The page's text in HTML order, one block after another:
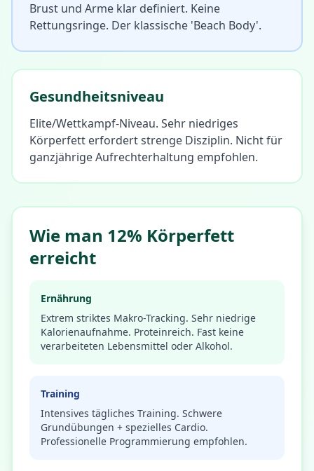
Brust und Arme klar definiert. Keine
Rettungsringe. Der klassische 'Beach Body'.
Gesundheitsniveau
Elite/Wettkampf-Niveau. Sehr niedriges
Körperfett erfordert strenge Disziplin. Nicht für
ganzjährige Aufrechterhaltung empfohlen.
Wie man 12% Körperfett
erreicht
Ernährung
Extrem striktes Makro-Tracking. Sehr niedrige
Kalorienaufnahme. Proteinreich. Fast keine
verarbeiteten Lebensmittel oder Alkohol.
Training
Intensives tägliches Training. Schwere
Grundübungen + spezielles Cardio.
Professionelle Programmierung empfohlen.